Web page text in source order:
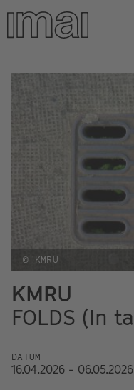
Direkt
zum
Inhalt
© KMRU
KMRU
FOLDS (In
DATUM
16.04.2026 - 06.05.2026